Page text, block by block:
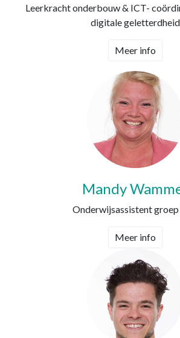
Leerkracht onderbouw & ICT-
digitale geletterdheid
Meer info
Mandy
Onderwijsassistent groep
Meer info